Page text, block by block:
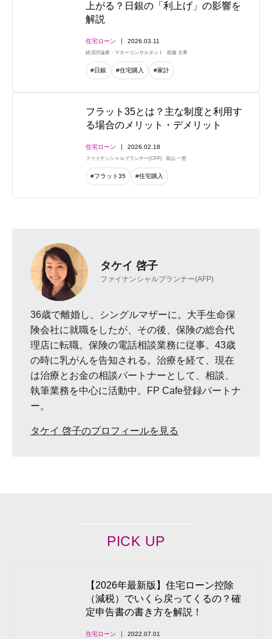
上がる？日銀の「利上げ」の影響を
解説
住宅ローン 2026.03.11
経済評論家・マネーコンサルタント 頼藤 太希
#日銀 #住宅購入 #家計
フラット35とは？主な制度と利用す
る場合のメリット・デメリット
住宅ローン 2026.02.18
ファイナンシャルプランナー(CFP) 高山 一恵
#フラット35 #住宅購入
タケイ 啓子
ファイナンシャルプランナー(AFP)
36歳で離婚し、シングルマザーに。大手生命保
険会社に就職をしたが、その後、保険の総合代
理店に転職。保険の電話相談業務に従事。43歳
の時に乳がんを告知される。治療を経て、現在
は治療とお金の相談パートナーとして、相談、
執筆業務を中心に活動中。FP Cafe登録パートナ
ー。
タケイ 啓子のプロフィールを見る
PICK UP
【2026年最新版】住宅ローン控除
（減税）でいくら戻ってくるの？確
定申告書の書き方を解説！
住宅ローン 2022.07.01